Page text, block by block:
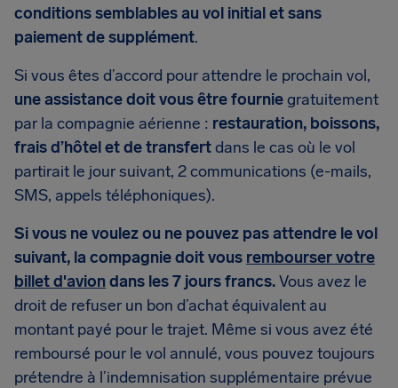
conditions semblables au vol initial et sans
paiement de supplément.
Si vous êtes d’accord pour attendre le prochain vol,
une assistance doit vous être fourniegratuitement
par la compagnie aérienne : restauration, boissons,
frais d’hôtel et de transfertdans le cas où le vol
partirait le jour suivant, 2 communications (e-mails,
SMS, appels téléphoniques).
Si vous ne voulez ou ne pouvez pas attendre le vol
suivant, la compagnie doit vous rembourser votre
billet d'aviondans les 7 jours francs.Vous avez le
droit de refuser un bon d’achat équivalent au
montant payé pour le trajet. Même si vous avez été
remboursé pour le vol annulé, vous pouvez toujours
prétendre à l’indemnisation supplémentaire prévue